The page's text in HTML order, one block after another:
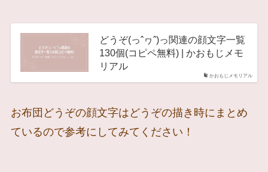
かおもじメモリアル
どうぞ(っˆヮˆ)っ関連の顔文字一覧
130個(コピペ無料) | かおもじメモ
リアル
お布団どうぞの顔文字はどうぞの描き時にまとめ
ているので参考にしてみてください！